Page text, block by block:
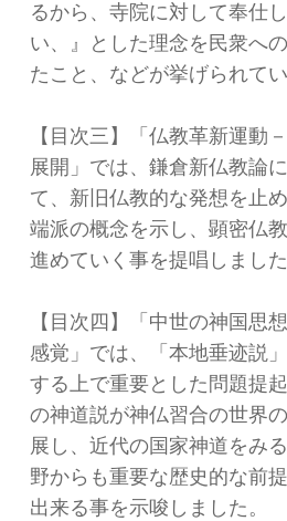
るから、寺院に対して奉仕
い、』とした理念を民衆へ
たこと、などが挙げられてい
【目次三】「仏教革新運動
展開」では、鎌倉新仏教論
て、新旧仏教的な発想を止
端派の概念を示し、顕密仏
進めていく事を提唱しました
【目次四】「中世の神国思
感覚」では、「本地垂迹説
する上で重要とした問題提
の神道説が神仏習合の世界
展し、近代の国家神道をみ
野からも重要な歴史的な前
出来る事を示唆しました。